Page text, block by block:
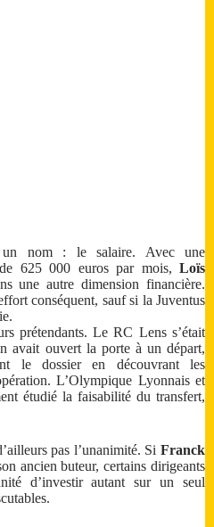
un nom : le salaire. Avec une
625 000 euros par mois, Loïs
une autre dimension financière.
conséquent, sauf si la Juventus
prétendants. Le RC Lens s’était
avait ouvert la porte à un départ,
le dossier en découvrant les
L’Olympique Lyonnais et
étudié la faisabilité du transfert,
pas l’unanimité. Si Franck
ancien buteur, certains dirigeants
d’investir autant sur un seul